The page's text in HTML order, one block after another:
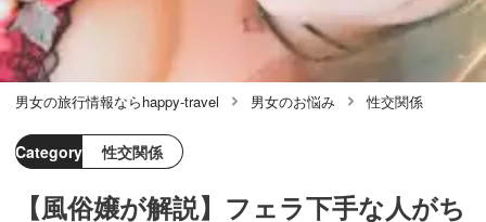
男女の旅行情報ならhappy-travel 男女のお悩み 性交関係
Category 性交関係
【風俗嬢が解説】フェラ下手な人がち